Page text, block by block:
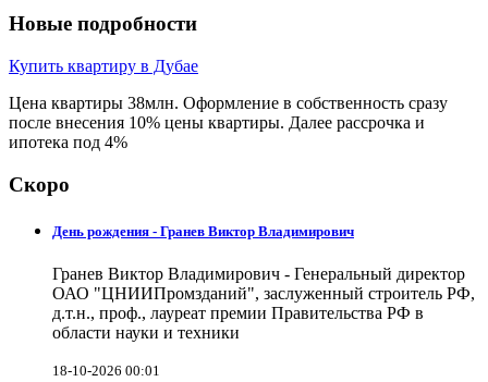
Новые подробности
Купить квартиру в Дубае
Цена квартиры 38млн. Оформление в собственность сразу
после внесения 10% цены квартиры. Далее рассрочка и
ипотека под 4%
Скоро
День рождения - Гранев Виктор Владимирович
Гранев Виктор Владимирович - Генеральный директор
ОАО "ЦНИИПромзданий", заслуженный строитель РФ,
д.т.н., проф., лауреат премии Правительства РФ в
области науки и техники
18-10-2026 00:01